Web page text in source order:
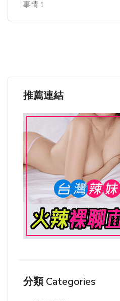
事情！
推薦連結
分類 Categories